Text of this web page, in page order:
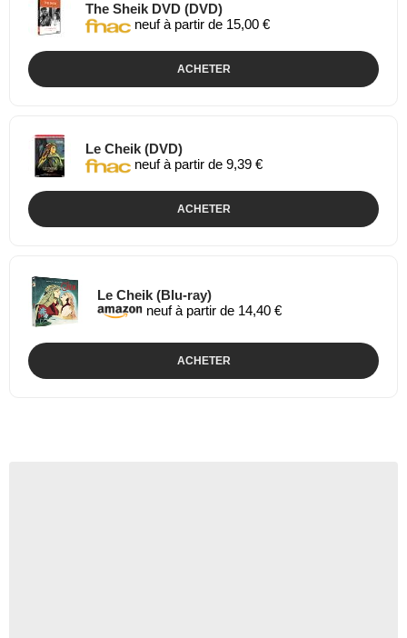
The Sheik DVD (DVD)
neuf à partir de 15,00 €
ACHETER
Le Cheik (DVD)
neuf à partir de 9,39 €
ACHETER
Le Cheik (Blu-ray)
neuf à partir de 14,40 €
ACHETER